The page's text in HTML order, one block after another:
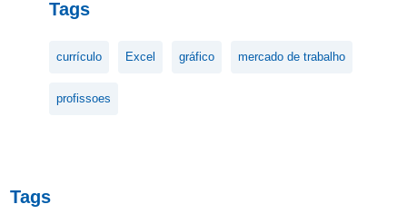
Tags
currículo Excel gráfico mercado de trabalho
profissoes
Tags